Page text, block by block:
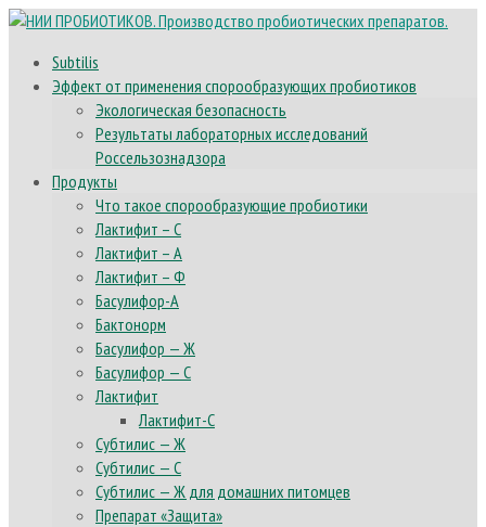
Subtilis
Эффект от применения спорообразующих пробиотиков
Экологическая безопасность
Результаты лабораторных исследований
Россельзознадзора
Продукты
Что такое спорообразующие пробиотики
Лактифит – С
Лактифит – А
Лактифит – Ф
Басулифор-А
Бактонорм
Басулифор — Ж
Басулифор — С
Лактифит
Лактифит-С
Субтилис — Ж
Субтилис — С
Субтилис — Ж для домашних питомцев
Препарат «Защита»